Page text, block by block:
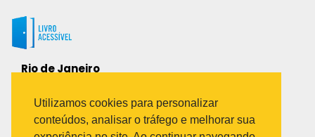
Rio de Janeiro
Bairro Industrial do Jacaré
Rio de Janeiro – RJ – CEP: 20970-031
Utilizamos cookies para personalizar
conteúdos, analisar o tráfego e melhorar sua